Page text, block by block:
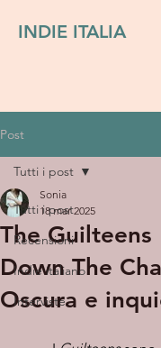
INDIE ITALIA
Post
Tutti i post
Recensioni
Indie italiano
Interviste
Tutti i post
The
Down The
Oscura e
Sonia
18 mar 2025